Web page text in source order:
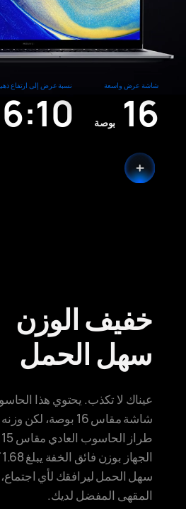
شاشة عرض واسعة
16 بوصة
نسبة عرض إلى ارتفاع
خفيف الوزن
سهل الحمل
عيناك لا تكذب. يحتوي هذا
شاشة مقاس 16 بوصة،
الجهاز بوزن فائق الخفة يبلغ 1.68 كجم
سهل الحمل ليرافقك لأي
المقهى المفضل لديك.